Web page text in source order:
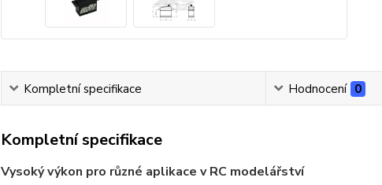
Kompletní specifikace Hodnocení 0
Kompletní specifikace
Vysoký výkon pro různé aplikace v RC modelářství